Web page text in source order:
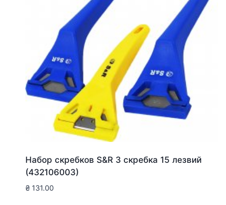
Набор скребков S&R 3 скребка 15 лезвий
(432106003)
₴ 131.00